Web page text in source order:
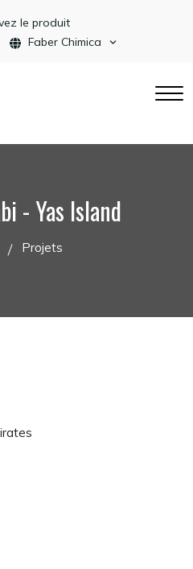
le produit
Faber Chimica
- Yas Island
Projets